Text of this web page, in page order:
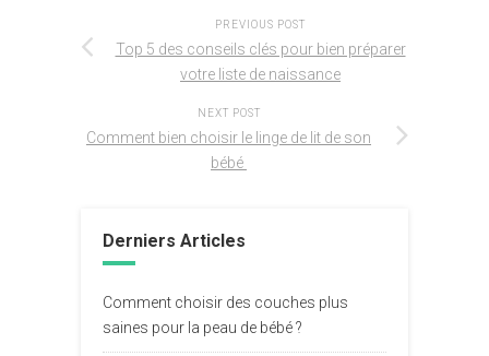
PREVIOUS POST
Top 5 des conseils clés pour bien préparer
votre liste de naissance
NEXT POST
Comment bien choisir le linge de lit de son
bébé
Derniers Articles
Comment choisir des couches plus
saines pour la peau de bébé ?